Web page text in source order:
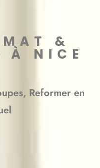
&
À NICE
Reformer en